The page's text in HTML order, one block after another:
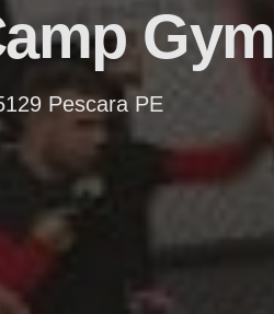
Gym
Pescara PE